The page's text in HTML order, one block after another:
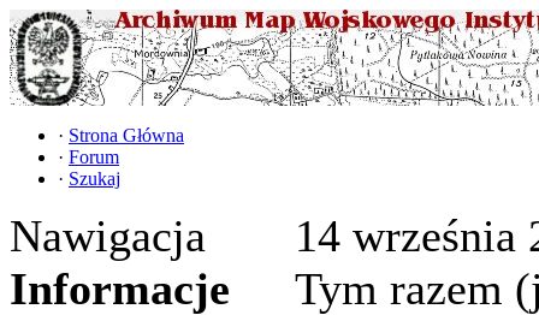
· Strona Główna
· Forum
· Szukaj
Nawigacja
Informacje
14 września
Tym razem